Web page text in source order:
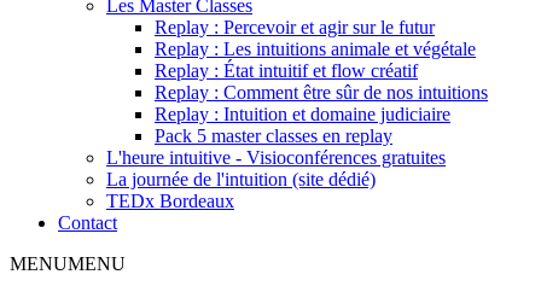
Les Master Classes
Replay : Percevoir et agir sur le futur
Replay : Les intuitions animale et végétale
Replay : État intuitif et flow créatif
Replay : Comment être sûr de nos intuitions
Replay : Intuition et domaine judiciaire
Pack 5 master classes en replay
L'heure intuitive - Visioconférences gratuites
La journée de l'intuition (site dédié)
TEDx Bordeaux
Contact
MENUMENU